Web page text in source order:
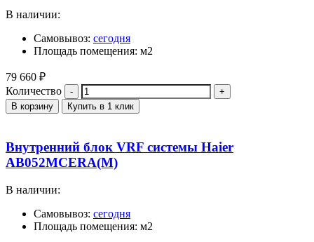
В наличии:
Самовывоз: сегодня
Площадь помещения: м2
79 660 ₽
Количество
В корзину Купить в 1 клик
Внутренний блок VRF системы Haier
AB052MCERA(M)
В наличии:
Самовывоз: сегодня
Площадь помещения: м2